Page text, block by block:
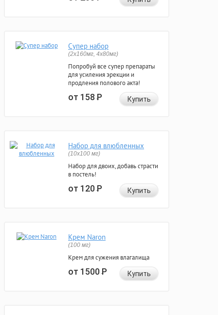
Супер набор
(2х160мг, 4х80мг)
Попробуй все супер препараты
для усиления эрекции и
продления полового акта!
от 158Р Купить
Набор для влюбленных
(10х100 мг)
Набор для двоих, добавь страсти
в постель!
от 120Р Купить
Крем Naron
(100 мг)
Крем для сужения влагалища
от 1500Р Купить